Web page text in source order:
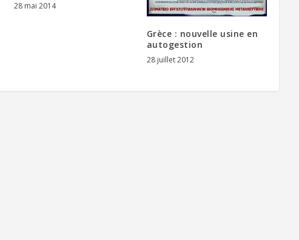
28 mai 2014
Grèce : nouvelle usine en
autogestion
28 juillet 2012